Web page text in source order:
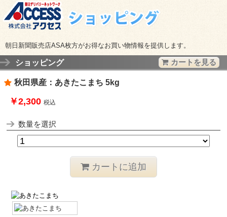
朝日新聞販売店ASA枚方がお得なお買い物情報を提供します。
ショッピング カートを見る
秋田県産：あきたこまち 5kg
￥2,300 税込
数量を選択
カートに追加